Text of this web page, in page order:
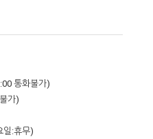
통화불가)
가)
일:휴무)